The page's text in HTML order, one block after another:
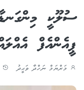
ސުލޫކީ
ޕީއެންއެފް
މަރްޔަމް ނަހްދާ ވަޙީދު